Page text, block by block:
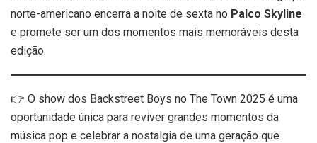
norte-americano encerra a noite de sexta no Palco Skyline
e promete ser um dos momentos mais memoráveis desta
edição.
👉 O show dos Backstreet Boys no The Town 2025 é uma
oportunidade única para reviver grandes momentos da
música pop e celebrar a nostalgia de uma geração que